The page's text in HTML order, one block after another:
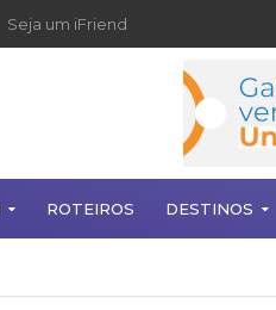
Seja um iFriend
ROTEIROS DESTINOS